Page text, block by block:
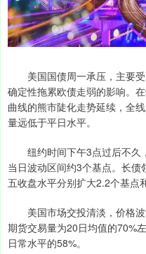
美国国债周一承压，主要受
确定性拖累欧债走弱的影响。
曲线的熊市陡化走势延续，全
量远低于平日水平。
纽约时间下午3点过后不久
当日波动区间约3个基点。长
五收盘水平分别扩大2.2个基点
美国市场交投清淡，价格波
期货交易量为20日均值的70%
日常水平的58%。